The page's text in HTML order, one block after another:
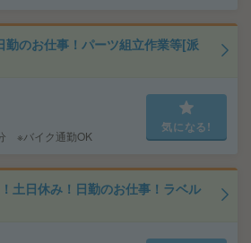
勤のお仕事！パーツ組立作業等[派
※バイク通勤OK
気になる!
土日休み！日勤のお仕事！ラベル